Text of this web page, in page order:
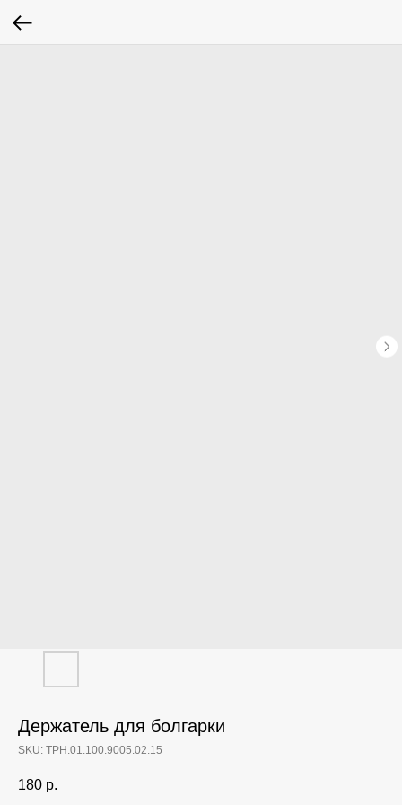
Держатель для болгарки
SKU: ТРН.01.100.9005.02.15
180 р.